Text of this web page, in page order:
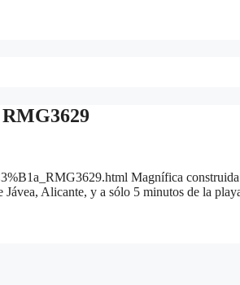
Magnífica
Alicante, y a sólo 5 minutos de la